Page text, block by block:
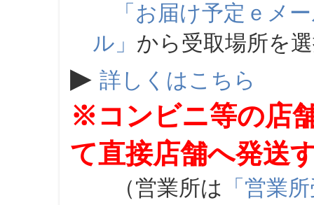
「お届け予定ｅメ
ル」 から受取場所を
▶ 詳しくはこちら
※コンビニ等の店
て直接店舗へ発送
（営業所は 「営業